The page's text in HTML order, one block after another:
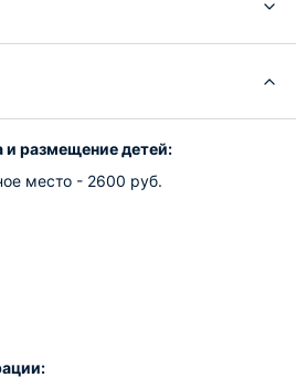
и размещение детей:
место - 2600 руб.